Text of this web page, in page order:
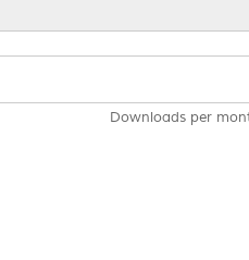
Downloads per